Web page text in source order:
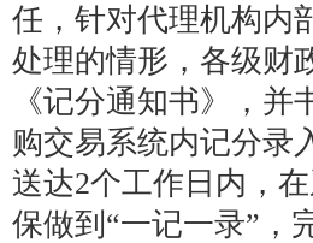
任，针对代理机构内
处理的情形，各级财
《记分通知书》，
购交易系统内记分录
送达2个工作日内，
保做到“一记一录”，